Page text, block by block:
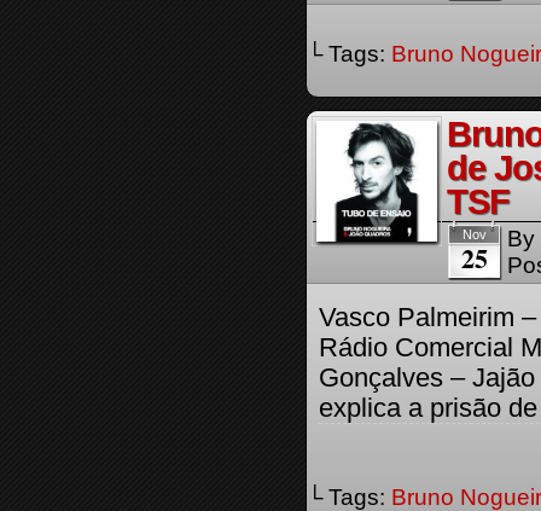
└ Tags: Bruno
de
TSF
Nov
25
By
Vasco Palmeirim
Rádio Comercial
Gonçalves –
explica a prisão
└ Tags: Bruno